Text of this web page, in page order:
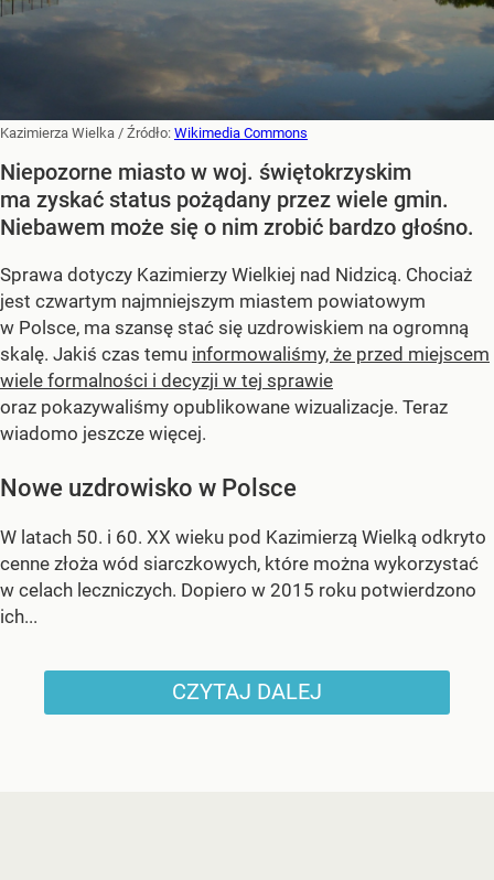
Kazimierza Wielka / Źródło: Wikimedia Commons
Niepozorne miasto w woj. świętokrzyskim
ma zyskać status pożądany przez wiele gmin.
Niebawem może się o nim zrobić bardzo głośno.
Sprawa dotyczy Kazimierzy Wielkiej nad Nidzicą. Chociaż
jest czwartym najmniejszym miastem powiatowym
w Polsce, ma szansę stać się uzdrowiskiem na ogromną
skalę. Jakiś czas temu informowaliśmy, że przed miejscem
wiele formalności i decyzji w tej sprawie
oraz pokazywaliśmy opublikowane wizualizacje. Teraz
wiadomo jeszcze więcej.
Nowe uzdrowisko w Polsce
W latach 50. i 60. XX wieku pod Kazimierzą Wielką odkryto
cenne złoża wód siarczkowych, które można wykorzystać
w celach leczniczych. Dopiero w 2015 roku potwierdzono
ich...
CZYTAJ DALEJ